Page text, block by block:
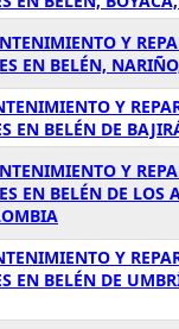
Y
EN BELÉN,
Y
EN BELÉN DE
Y
EN BELÉN DE LOS
Y
EN BELÉN DE